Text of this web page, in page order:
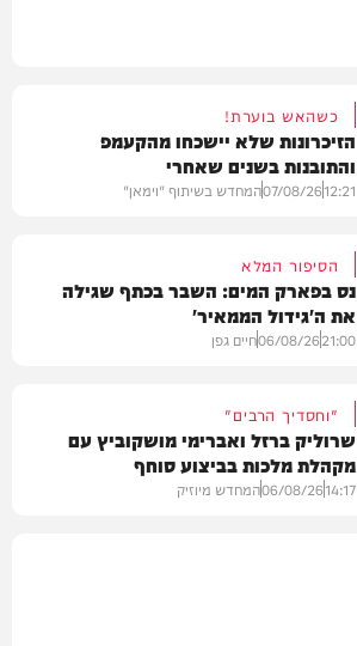
כשהאש בוערת!
הזיכרונות שלא יישכחו מהקעמפ
והתובנות בשנים שאחרי
12:21
07/08/26המחדש בשיתוף "וימאן"
הסיפור המלא
נס בפארק המים: השבר בכתף שגילה
את ה'גידול הממאיר'
21:00
06/08/26חיים גפן
"וחסדיך הרבים"
שרוליק ברזל ואברימי מושקוביץ עם
מקהלת מלכות בביצוע סוחף
14:17
06/08/26המחדש מיוזיק